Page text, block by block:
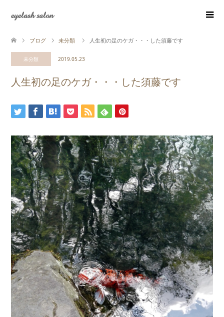
eyelash salon
ブログ 未分類 人生初の足のケガ・・・した須藤です
未分類 2019.05.23
人生初の足のケガ・・・した須藤です